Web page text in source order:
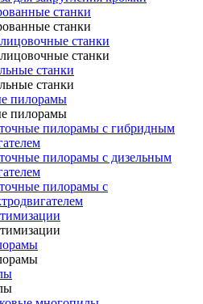
станки
станки
станки
станки
станки
станки
пилорамы
пилорамы
пилорамы с гибридным
пилорамы с дизельным
пилорамы с